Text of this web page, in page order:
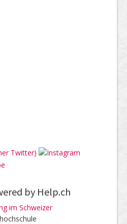
by Help.ch
im Schweizer